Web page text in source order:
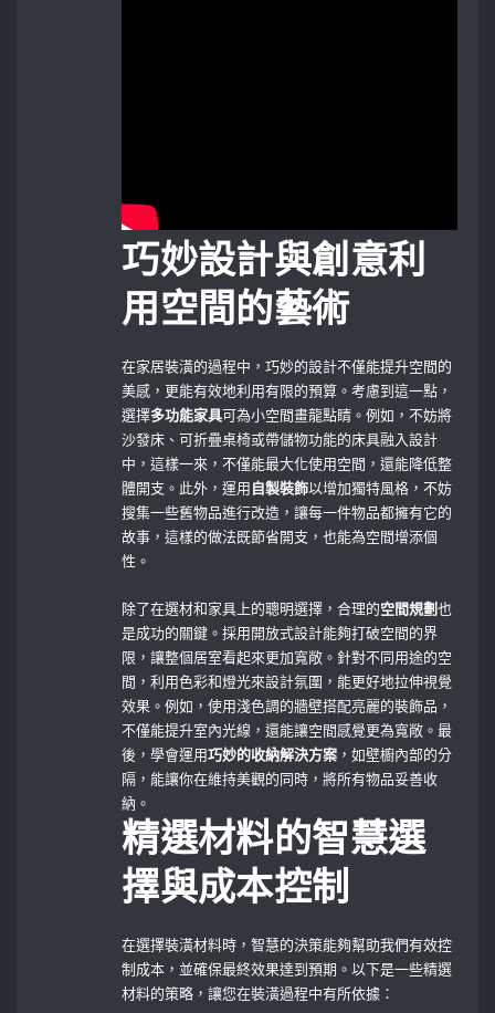
巧妙設計與創意利
用空間的藝術
在家居裝潢的過程中，巧妙的設計不僅能提升空間的
美感，更能有效地利用有限的預算。考慮到這一點，
選擇多功能家具可為小空間畫龍點睛。例如，不妨將
沙發床、可折疊桌椅或帶儲物功能的床具融入設計
中，這樣一來，不僅能最大化使用空間，還能降低整
體開支。此外，運用自製裝飾以增加獨特風格，不妨
搜集一些舊物品進行改造，讓每一件物品都擁有它的
故事，這樣的做法既節省開支，也能為空間增添個
性。
除了在選材和家具上的聰明選擇，合理的空間規劃也
是成功的關鍵。採用開放式設計能夠打破空間的界
限，讓整個居室看起來更加寬敞。針對不同用途的空
間，利用色彩和燈光來設計氛圍，能更好地拉伸視覺
效果。例如，使用淺色調的牆壁搭配亮麗的裝飾品，
不僅能提升室內光線，還能讓空間感覺更為寬敞。最
後，學會運用巧妙的收納解決方案 ，如壁櫥內部的分
隔，能讓你在維持美觀的同時，將所有物品妥善收
納。
精選材料的智慧選
擇與成本控制
在選擇裝潢材料時，智慧的決策能夠幫助我們有效控
制成本，並確保最終效果達到預期。以下是一些精選
材料的策略，讓您在裝潢過程中有所依據：